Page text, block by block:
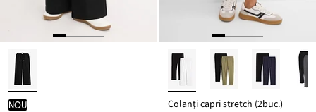
nou Colanţi capri stretch (2buc.)